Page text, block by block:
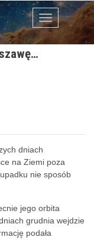
Menu
dniach
na Ziemi poza
nie sposób
jego orbita
grudnia wejdzie
podała